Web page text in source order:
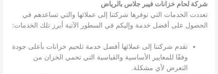
شركة لحام خزانات فيبر جلاس بالرياض
تعددت الخدمات التي توفرها شركتنا إلى عملائها والتي تساعدهم في
الحصول على أفضل خدمة وإليكم في السطور الآتية أبرز تلك الخدمات:
تقدم شركتنا إلى عملائها أفضل خدمة تلحيم خزانات بأعلى جودة
وفقًا للمعايير الأساسية والقياسية التي تحمي الخزان من
التعرض لأي مشكلة.